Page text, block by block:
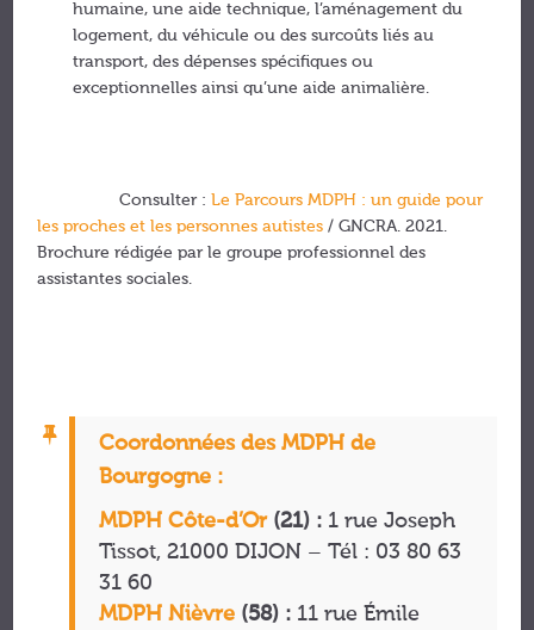
humaine, une aide technique, l’aménagement du
logement, du véhicule ou des surcoûts liés au
transport, des dépenses spécifiques ou
exceptionnelles ainsi qu’une aide animalière.
Consulter : Le Parcours MDPH : un guide pour
les proches et les personnes autistes / GNCRA. 2021.
Brochure rédigée par le groupe professionnel des
assistantes sociales.
Coordonnées des MDPH de
Bourgogne :
MDPH Côte-d’Or(21) : 1 rue Joseph
Tissot, 21000 DIJON – Tél : 03 80 63
31 60
MDPH Nièvre (58) : 11 rue Émile